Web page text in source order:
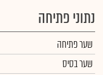
נתוני פתיחה
שער פתיחה
שער בסיס